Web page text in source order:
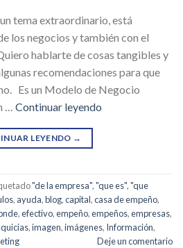
tema extraordinario, está
los negocios y también con el
hablarte de cosas tangibles y
recomendaciones para que
Es un Modelo de Negocio
… Continuar leyendo
LEYENDO →
"de la empresa","que es","que
, ayuda,blog,capital,casa de empeño,
,efectivo,empeño,empeños,empresas,
,imagen,imágenes, Información,
Deje un comentario